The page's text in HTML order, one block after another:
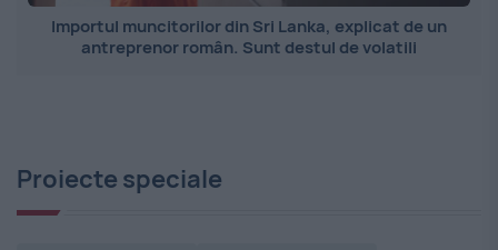
Importul muncitorilor din Sri Lanka, explicat de un
antreprenor român. Sunt destul de volatili
Proiecte speciale